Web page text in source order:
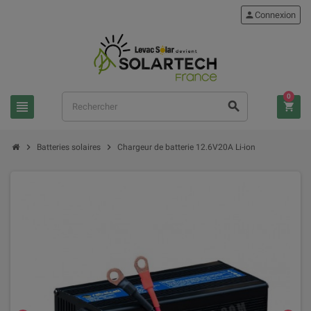
view_headline search
person Connexion
shopping_cart
0
chevron_right Batteries solaires chevron_right Chargeur de batterie 12.6V20A Li-ion